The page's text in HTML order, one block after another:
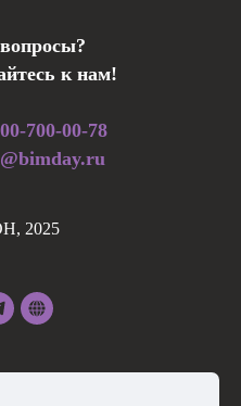
к нам!
700-00-78
2025